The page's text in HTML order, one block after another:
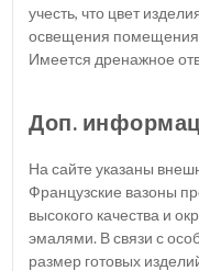
учесть, что цвет
освещения помещения
Имеется дренажное
Доп.
На сайте указаны
Французские вазоны
высокого качества и
эмалями. В связи с
размер готовых